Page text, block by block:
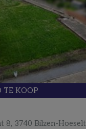
TE KOOP
8, 3740 Bilzen-Hoeselt